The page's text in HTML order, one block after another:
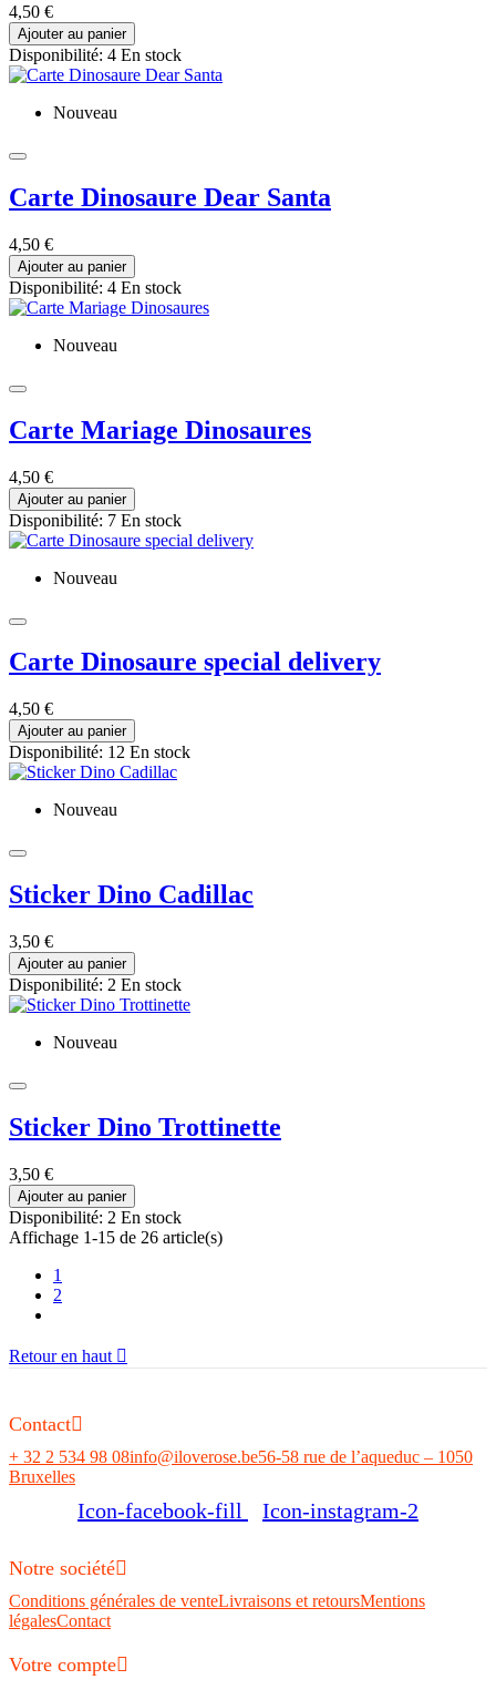
4,50 €
Ajouter au panier
Disponibilité: 4 En stock
Nouveau
Carte Dinosaure Dear Santa
4,50 €
Ajouter au panier
Disponibilité: 4 En stock
Nouveau
Carte Mariage Dinosaures
4,50 €
Ajouter au panier
Disponibilité: 7 En stock
Nouveau
Carte Dinosaure special delivery
4,50 €
Ajouter au panier
Disponibilité: 12 En stock
Nouveau
Sticker Dino Cadillac
3,50 €
Ajouter au panier
Disponibilité: 2 En stock
Nouveau
Sticker Dino Trottinette
3,50 €
Ajouter au panier
Disponibilité: 2 En stock
Affichage 1-15 de 26 article(s)
1
2
Retour en haut 
Contact
+ 32 2 534 98 08info@iloverose.be56-58 rue de l’aqueduc – 1050
Bruxelles
Icon-facebook-fill Icon-instagram-2
Notre société
Conditions générales de venteLivraisons et retoursMentions
légalesContact
Votre compte